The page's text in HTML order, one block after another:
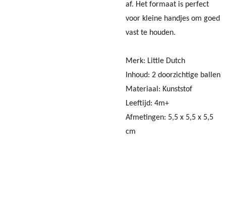
af. Het formaat is perfect
voor kleine handjes om goed
vast te houden.
Merk: Little Dutch
Inhoud: 2 doorzichtige ballen
Materiaal: Kunststof
Leeftijd: 4m+
Afmetingen: 5,5 x 5,5 x 5,5
cm